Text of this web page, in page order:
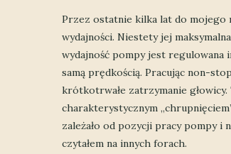
Przez ostatnie kilka lat do mojego
wydajności. Niestety jej
wydajność pompy jest regulowana
samą prędkością. Pracując non-
krótkotrwałe zatrzymanie
charakterystycznym
zależało od pozycji pracy pompy i
czytałem na innych forach.